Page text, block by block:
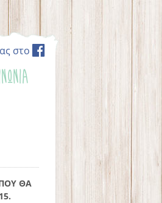
στο
ΘΑ